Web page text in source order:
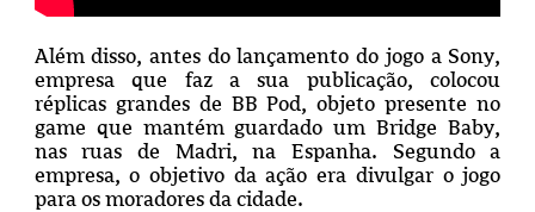
Além disso, antes do lançamento do jogo a Sony,
empresa que faz a sua publicação, colocou
réplicas grandes de BB Pod, objeto presente no
game que mantém guardado umBridge Baby,
nas ruas de Madri, na Espanha. Segundo a
empresa, o objetivo da ação era divulgar o jogo
para os moradores da cidade.